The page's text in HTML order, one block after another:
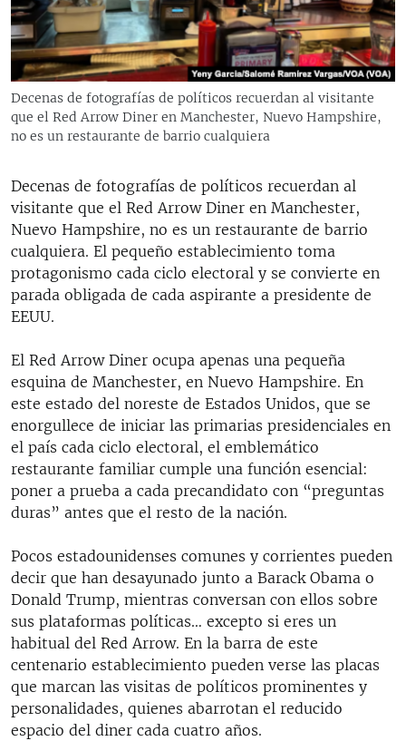
RADIO MARTÍ
ESPECIALES
ESPECIALES
LA REALIDAD DE LA VIVIENDA EN CUBA
KENTU-CUBANO
LOS SANTOS DE HIALEAH
DESINFORMACIÓN RUSA EN AMÉRICA LATINA
LA INVASIÓN DE RUSIA A UCRANIA
MULTIMEDIA
EDITORIALES
Decenas de fotografías de políticos recuerdan al visitante
que el Red Arrow Diner en Manchester, Nuevo Hampshire,
no es un restaurante de barrio cualquiera
Decenas de fotografías de políticos recuerdan al
visitante que el Red Arrow Diner en Manchester,
Nuevo Hampshire, no es un restaurante de barrio
cualquiera. El pequeño establecimiento toma
protagonismo cada ciclo electoral y se convierte en
parada obligada de cada aspirante a presidente de
EEUU.
El Red Arrow Diner ocupa apenas una pequeña
esquina de Manchester, en Nuevo Hampshire. En
este estado del noreste de Estados Unidos, que se
enorgullece de iniciar las primarias presidenciales en
el país cada ciclo electoral, el emblemático
restaurante familiar cumple una función esencial:
poner a prueba a cada precandidato con “preguntas
duras” antes que el resto de la nación.
Pocos estadounidenses comunes y corrientes pueden
decir que han desayunado junto a Barack Obama o
Donald Trump, mientras conversan con ellos sobre
sus plataformas políticas… excepto si eres un
habitual del Red Arrow. En la barra de este
centenario establecimiento pueden verse las placas
que marcan las visitas de políticos prominentes y
personalidades, quienes abarrotan el reducido
espacio del diner cada cuatro años.